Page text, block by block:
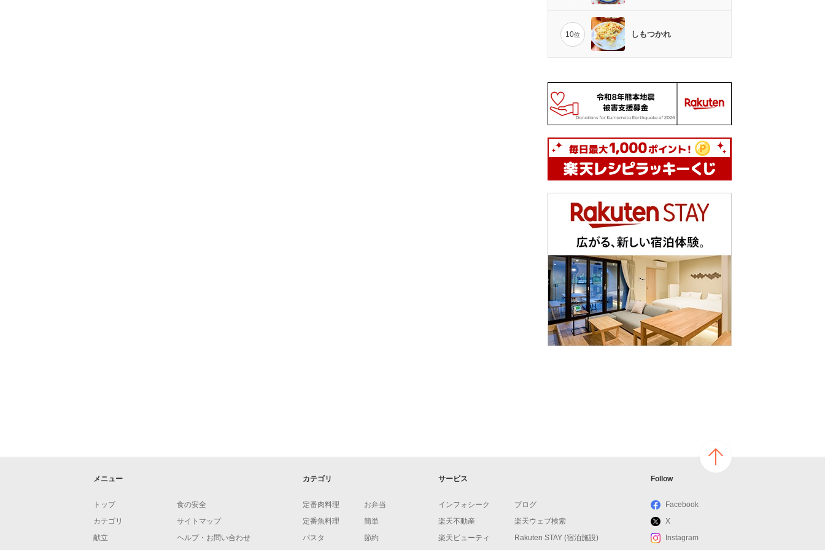
10位 しもつかれ
メニュー
トップ
カテゴリ
献立
食の安全
サイトマップ
ヘルプ・お問い合わせ
カテゴリ
定番肉料理
定番魚料理
パスタ
お弁当
簡単
節約
サービス
インフォシーク
楽天不動産
楽天ビューティ
ブログ
楽天ウェブ検索
Rakuten STAY (宿泊施設)
Follow
Facebook
X
Instagram